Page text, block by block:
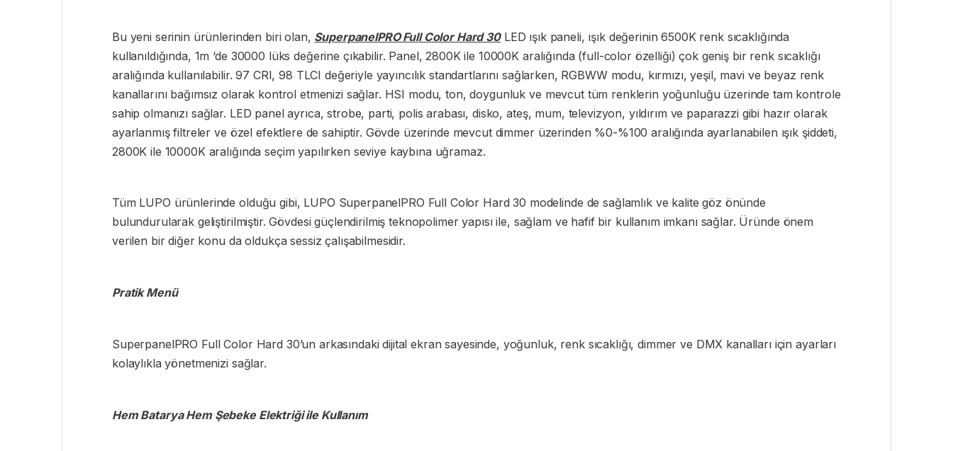
Bu yeni serinin ürünlerinden biri olan, SuperpanelPRO Full Color Hard 30LED ışık paneli, ışık değerinin 6500K renk sıcaklığında
kullanıldığında, 1m ‘de 30000 lüks değerine çıkabilir. Panel, 2800K ile 10000K aralığında (full-color özelliği) çok geniş bir renk sıcaklığı
aralığında kullanılabilir. 97 CRI, 98 TLCI değeriyle yayıncılık standartlarını sağlarken, RGBWW modu, kırmızı, yeşil, mavi ve beyaz renk
kanallarını bağımsız olarak kontrol etmenizi sağlar. HSI modu, ton, doygunluk ve mevcut tüm renklerin yoğunluğu üzerinde tam kontrole
sahip olmanızı sağlar. LED panel ayrıca, strobe, parti, polis arabası, disko, ateş, mum, televizyon, yıldırım ve paparazzi gibi hazır olarak
ayarlanmış filtreler ve özel efektlere de sahiptir. Gövde üzerinde mevcut dimmer üzerinden %0-%100 aralığında ayarlanabilen ışık şiddeti,
2800K ile 10000K aralığında seçim yapılırken seviye kaybına uğramaz.
Tüm LUPO ürünlerinde olduğu gibi, LUPO SuperpanelPRO Full Color Hard 30 modelinde de sağlamlık ve kalite göz önünde
bulundurularak geliştirilmiştir. Gövdesi güçlendirilmiş teknopolimer yapısı ile, sağlam ve hafif bir kullanım imkanı sağlar. Üründe önem
verilen bir diğer konu da oldukça sessiz çalışabilmesidir.
Pratik Menü
SuperpanelPRO Full Color Hard 30’un arkasındaki dijital ekran sayesinde, yoğunluk, renk sıcaklığı, dimmer ve DMX kanalları için ayarları
kolaylıkla yönetmenizi sağlar.
Hem Batarya Hem Şebeke Elektriği ile Kullanım